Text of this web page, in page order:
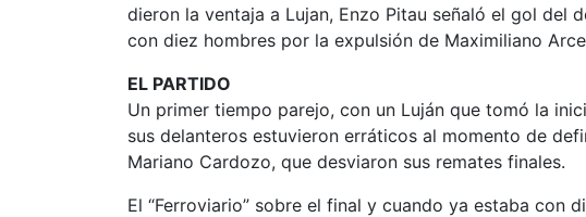
dieron la ventaja a Lujan, Enzo Pitau señaló el gol del
con diez hombres por la expulsión de Maximiliano
EL PARTIDO
Un primer tiempo parejo, con un Luján que tomó la
sus delanteros estuvieron erráticos al momento de
Mariano Cardozo, que desviaron sus remates finales.
El “Ferroviario” sobre el final y cuando ya estaba con